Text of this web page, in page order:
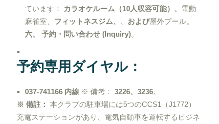
ています：
カラオケルーム（10人収容可能）、 電動
麻雀室、 フィットネスジム、 および屋外プール。
六、 予約・問い合わせ (Inquiry)。
予約専用ダイヤル：
037-741166 内線 ※ 備考： 3226、3236。
※ 備註： 本クラブの駐車場には5つのCCS1（J1772）
充電ステーションがあり、電気自動車を運転するビジネ